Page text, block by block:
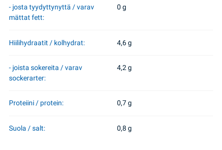
- josta tyydyttynyttä / varav
mättat fett:
0 g
Hiilihydraatit / kolhydrat: 4,6 g
- joista sokereita / varav
sockerarter:
4,2 g
Proteiini / protein: 0,7 g
Suola / salt: 0,8 g